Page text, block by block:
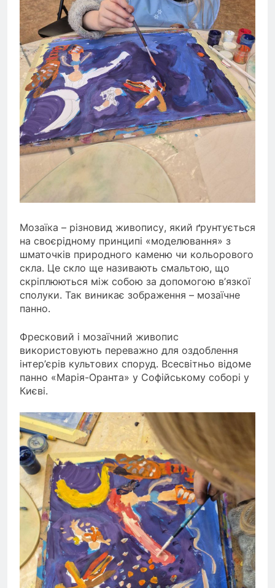
Мозаїка – різновид живопису, який ґрунтується
на своєрідному принципі «моделювання» з
шматочків природного каменю чи кольорового
скла. Це скло ще називають смальтою, що
скріплюються між собою за допомогою в’язкої
сполуки. Так виникає зображення – мозаїчне
панно.
Фресковий і мозаїчний живопис
використовують переважно для оздоблення
інтер’єрів культових споруд. Всесвітньо відоме
панно «Марія-Оранта» у Софійському соборі у
Києві.